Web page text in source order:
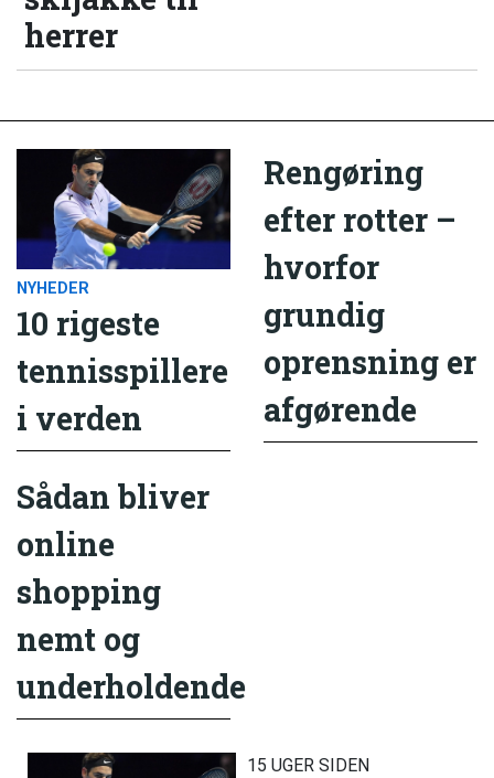
herrer
NYHEDER
10 rigeste
tennisspillere
i verden
Rengøring
efter rotter –
hvorfor
grundig
oprensning er
afgørende
Sådan bliver
online
shopping
nemt og
underholdende
15 UGER SIDEN